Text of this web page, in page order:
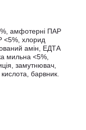
амфотерні ПАР
<5%, хлорид
амін, ЕДТА
мильна <5%,
замутнювач,
барвник.